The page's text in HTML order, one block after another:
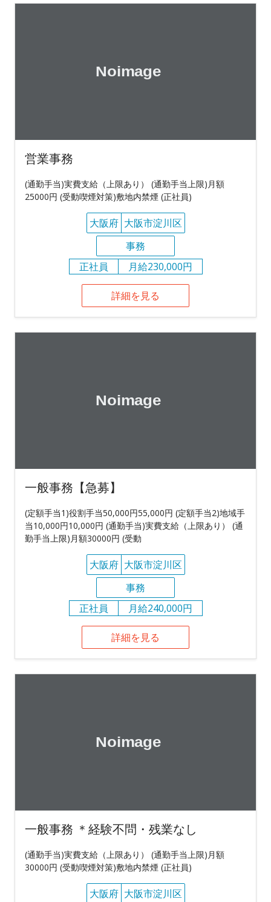
営業事務
(通勤手当)実費支給（上限あり） (通勤手当上限)月額
25000円 (受動喫煙対策)敷地内禁煙 (正社員)
大阪府 大阪市淀川区
事務
正社員
月給230,000円
詳細を見る
一般事務【急募】
(定額手当1)役割手当50,000円55,000円 (定額手当2)地域手
当10,000円10,000円 (通勤手当)実費支給（上限あり） (通
勤手当上限)月額30000円 (受動
大阪府 大阪市淀川区
事務
正社員
月給240,000円
詳細を見る
一般事務 ＊経験不問・残業なし
(通勤手当)実費支給（上限あり） (通勤手当上限)月額
30000円 (受動喫煙対策)敷地内禁煙 (正社員)
大阪府 大阪市淀川区